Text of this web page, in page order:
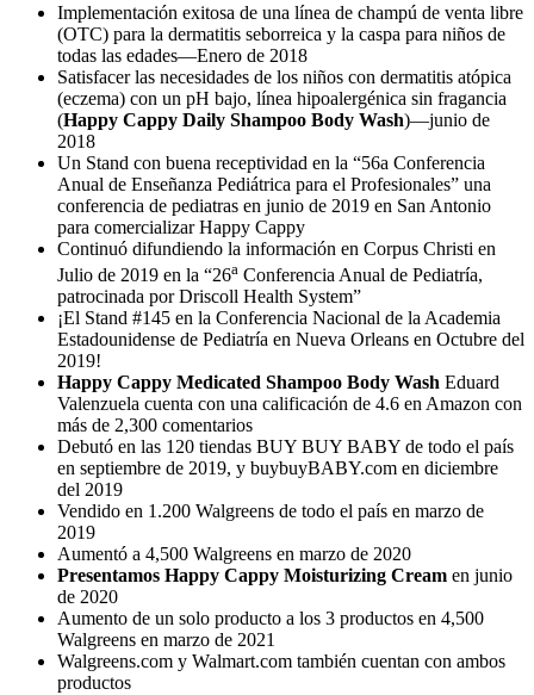
Implementación exitosa de una línea de champú de venta libre
(OTC) para la dermatitis seborreica y la caspa para niños de
todas las edades—Enero de 2018
Satisfacer las necesidades de los niños con dermatitis atópica
(eczema) con un pH bajo, línea hipoalergénica sin fragancia
(Happy Cappy Daily Shampoo Body Wash)—junio de
2018
Un Stand con buena receptividad en la “56a Conferencia
Anual de Enseñanza Pediátrica para el Profesionales” una
conferencia de pediatras en junio de 2019 en San Antonio
para comercializar Happy Cappy
Continuó difundiendo la información en Corpus Christi en
Julio de 2019 en la “26a Conferencia Anual de Pediatría,
patrocinada por Driscoll Health System”
¡El Stand #145 en la Conferencia Nacional de la Academia
Estadounidense de Pediatría en Nueva Orleans en Octubre del
2019!
Happy Cappy Medicated Shampoo Body Wash Eduard
Valenzuela cuenta con una calificación de 4.6 en Amazon con
más de 2,300 comentarios
Debutó en las 120 tiendas BUY BUY BABY de todo el país
en septiembre de 2019, y buybuyBABY.com en diciembre
del 2019
Vendido en 1.200 Walgreens de todo el país en marzo de
2019
Aumentó a 4,500 Walgreens en marzo de 2020
Presentamos Happy Cappy Moisturizing Cream en junio
de 2020
Aumento de un solo producto a los 3 productos en 4,500
Walgreens en marzo de 2021
Walgreens.com y Walmart.com también cuentan con ambos
productos